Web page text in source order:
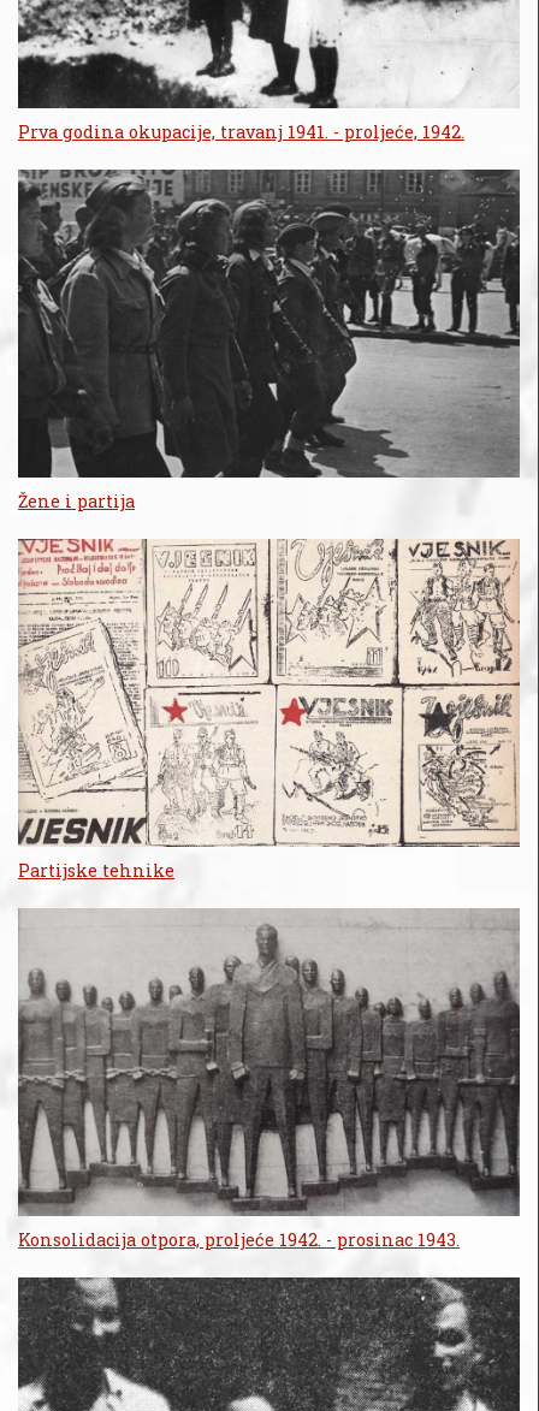
Prva godina okupacije, travanj 1941. - proljeće, 1942.
Žene i partija
Partijske tehnike
Konsolidacija otpora, proljeće 1942. - prosinac 1943.